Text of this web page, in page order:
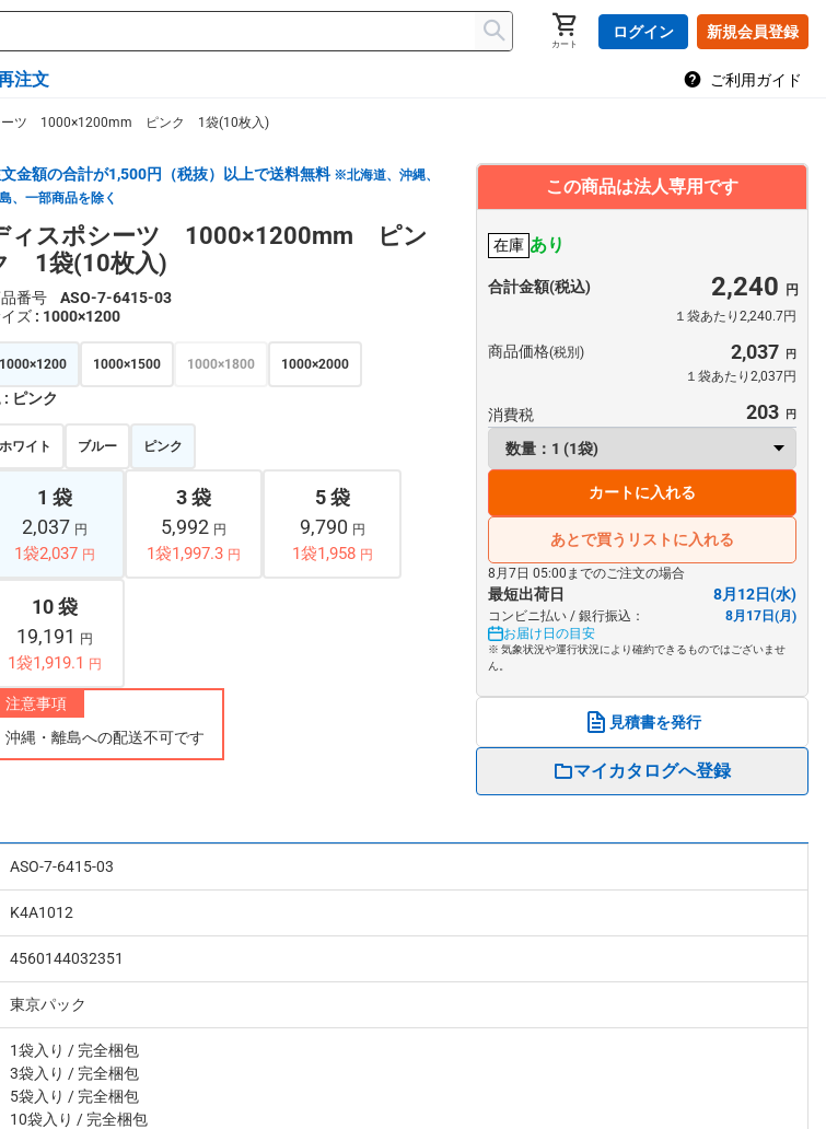
カート
ログイン 新規会員登録
注文 ご利用ガイド
ーツ 1000×1200mm ピンク 1袋(10枚入)
金額の合計が1,500円（税抜）以上で送料無料 ※北海道、沖縄、
、一部商品を除く
ィスポシーツ 1000×1200mm ピン
1袋(10枚入)
番号
ASO-7-6415-03
ズ : 1000×1200
1000×1200 1000×1500 1000×1800 1000×2000
: ピンク
ホワイト ブルー ピンク
1 袋
2,037 円
1袋2,037 円
3 袋
5,992 円
1袋1,997.3 円
5 袋
9,790 円
1袋1,958 円
10 袋
19,191
円
1袋1,919.1 円
注意事項
沖縄・離島への配送不可です
この商品は法人専用です
在庫 あり
合計金額(税込) 2,240
１袋あたり2,240.7円
商品価格(税別) 2,037
１袋あたり2,037円
消費税 203
カートに入れる
あとで買うリストに入れる
8月7日 05:00までのご注文の場合
最短出荷日 8月12日(水)
コンビニ払い / 銀行振込：
8月17日(月)
お届け日の目安
※ 気象状況や運行状況により確約できるものではございませ
ん。
見積書を発行
マイカタログへ登録
ASO-7-6415-03
K4A1012
4560144032351
東京パック
1袋入り / 完全梱包
3袋入り / 完全梱包
5袋入り / 完全梱包
10袋入り / 完全梱包